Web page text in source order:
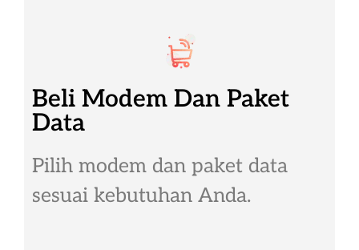
Beli Modem Dan Paket
Data
Pilih modem dan paket data
sesuai kebutuhan Anda.